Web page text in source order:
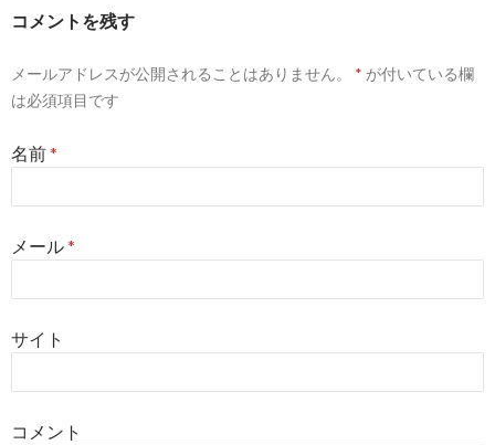
コメントを残す
メールアドレスが公開されることはありません。 * が付いている欄
は必須項目です
名前*
メール*
サイト
コメント